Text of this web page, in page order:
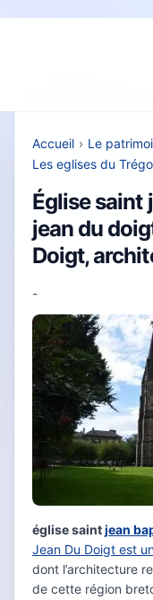
Accueil › Le
Les eglises du
Église saint
jean du
Doigt,
-
église saintjean
Jean Du Doigt est
dont l’architecture
de cette région